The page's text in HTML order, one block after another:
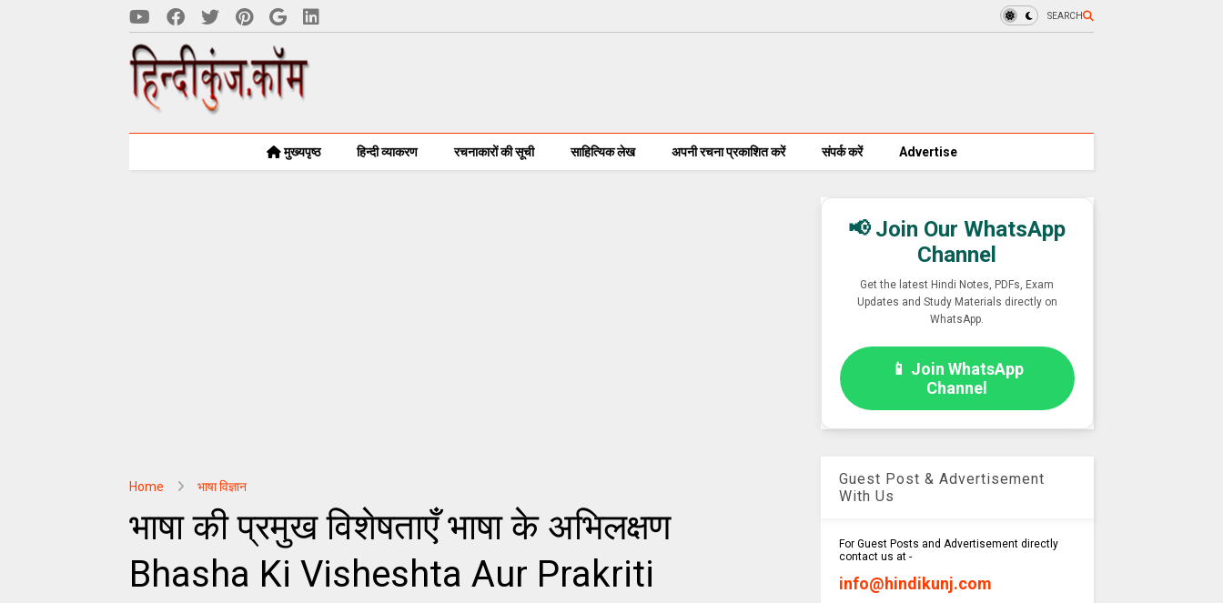
SEARCH
मुख्यपृष्ठ हिन्दी व्याकरण रचनाकारों की सूची साहित्यिक लेख अपनी रचना प्रकाशित करें संपर्क करें Advertise
Home भाषा विज्ञान
भाषा की प्रमुख विशेषताएँ भाषा के अभिलक्षण
Bhasha Ki Visheshta Aur Prakriti
📢 Join Our WhatsApp
Channel
Get the latest Hindi Notes, PDFs, Exam
Updates and Study Materials directly on
WhatsApp.
📱 Join WhatsApp
Channel
Guest Post & Advertisement
With Us
For Guest Posts and Advertisement directly
contact us at -
info@hindikunj.com